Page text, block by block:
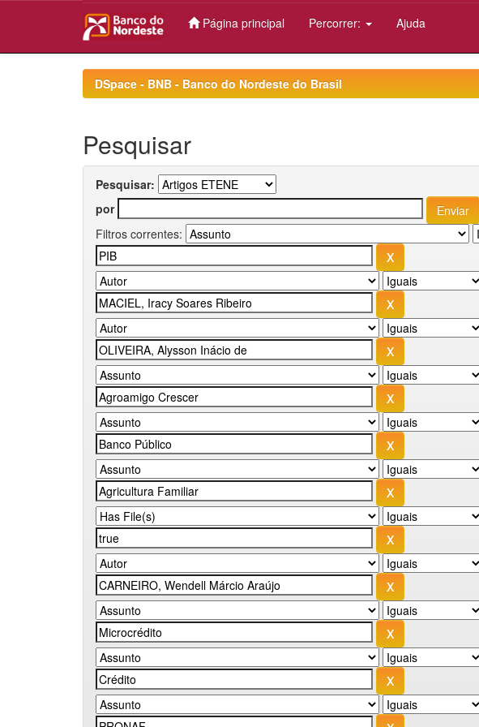
Página principal Percorrer: Ajuda
DSpace - BNB - Banco do Nordeste do Brasil
Pesquisar
Pesquisar:
por
Filtros correntes: